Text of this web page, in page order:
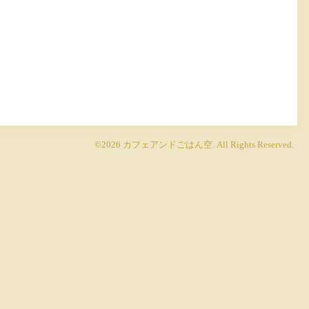
©2026 カフェアンドごはん空. All Rights Reserved.